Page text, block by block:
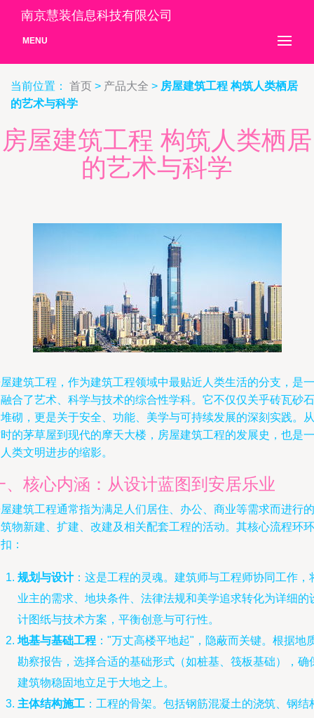
南京慧装信息科技有限公司
MENU
当前位置： 首页 > 产品大全 > 房屋建筑工程 构筑人类栖居
的艺术与科学
房屋建筑工程 构筑人类栖居
的艺术与科学
建筑工程，作为建筑工程领域中最贴近人类生活的分支，是一
合了艺术、科学与技术的综合性学科。它不仅仅关乎砖瓦砂石
砌，更是关于安全、功能、美学与可持续发展的深刻实践。从
的茅草屋到现代的摩天大楼，房屋建筑工程的发展史，也是一
类文明进步的缩影。
、核心内涵：从设计蓝图到安居乐业
建筑工程通常指为满足人们居住、办公、商业等需求而进行的
物新建、扩建、改建及相关配套工程的活动。其核心流程环环
：
规划与设计：这是工程的灵魂。建筑师与工程师协同工作，
业主的需求、地块条件、法律法规和美学追求转化为详细的
计图纸与技术方案，平衡创意与可行性。
地基与基础工程 ："万丈高楼平地起"，隐蔽而关键。根据地
勘察报告，选择合适的基础形式（如桩基、筏板基础），确
建筑物稳固地立足于大地之上。
主体结构施工 ：工程的骨架。包括钢筋混凝土的浇筑、钢结